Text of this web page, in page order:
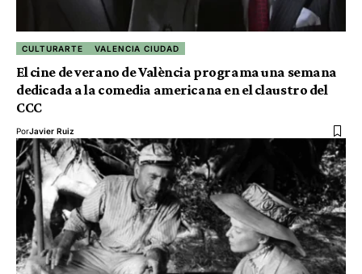
CULTURARTE VALENCIA CIUDAD
El cine de verano de València programa una semana
dedicada a la comedia americana en el claustro del
CCC
PorJavier Ruiz